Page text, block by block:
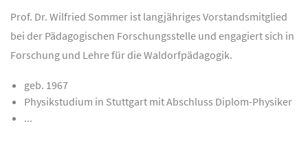
Prof. Dr. Wilfried Sommer ist langjähriges Vorstandsmitglied
bei der Pädagogischen Forschungsstelle und engagiert sich in
Forschung und Lehre für die Waldorfpädagogik.
geb. 1967
Physikstudium in Stuttgart mit Abschluss Diplom-Physiker
...